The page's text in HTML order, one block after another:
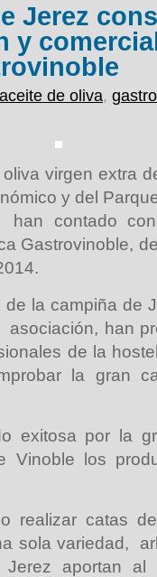
Jerez
y
aceite de oliva,
virgen extra
y del
han contado
Gastrovinoble,
la campiña de
han
de la
la gran
exitosa por la
Vinoble los
realizar catas
sola variedad,
aportan al